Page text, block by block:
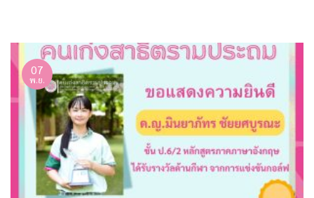
07
พ.ย.